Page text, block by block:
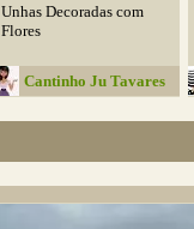
Unhas Decoradas com
Flores
Cantinho Ju Tavares